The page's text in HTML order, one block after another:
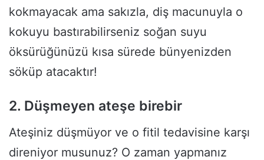
kokmayacak ama sakızla, diş macunuyla o
kokuyu bastırabilirseniz soğan suyu
öksürüğünüzü kısa sürede bünyenizden
söküp atacaktır!
2. Düşmeyen ateşe birebir
Ateşiniz düşmüyor ve o fitil tedavisine karşı
direniyor musunuz? O zaman yapmanız